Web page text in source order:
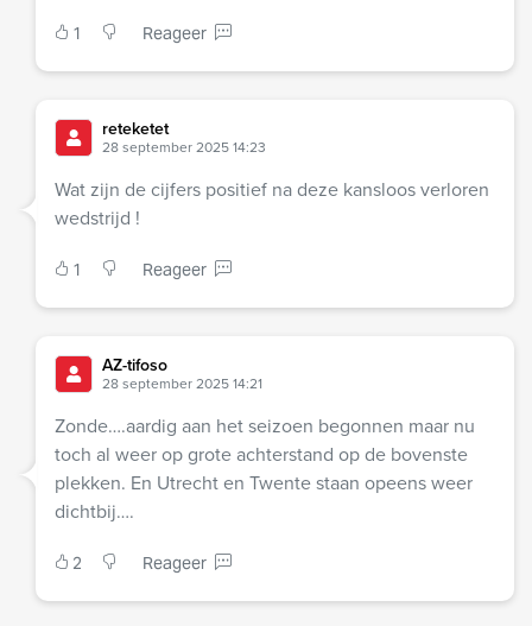
1 Reageer
reteketet
28 september 2025 14:23
Wat zijn de cijfers positief na deze kansloos verloren
wedstrijd !
1 Reageer
AZ-tifoso
28 september 2025 14:21
Zonde….aardig aan het seizoen begonnen maar nu
toch al weer op grote achterstand op de bovenste
plekken. En Utrecht en Twente staan opeens weer
dichtbij….
2 Reageer